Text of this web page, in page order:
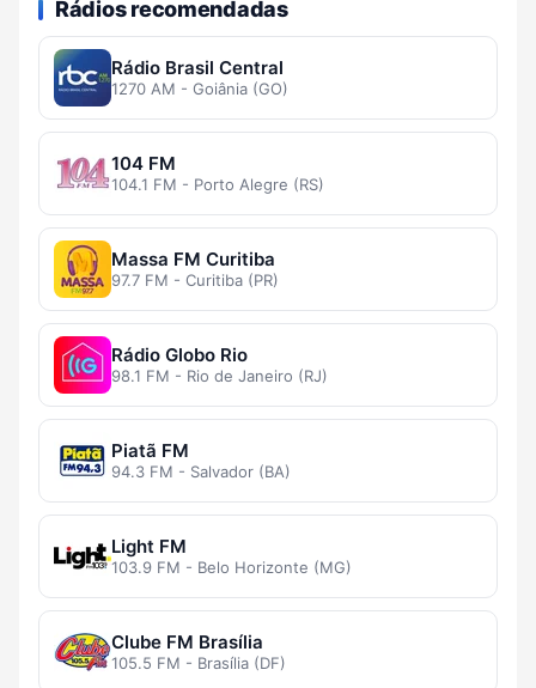
Rádios recomendadas
Rádio Brasil Central
1270 AM - Goiânia (GO)
104 FM
104.1 FM - Porto Alegre (RS)
Massa FM Curitiba
97.7 FM - Curitiba (PR)
Rádio Globo Rio
98.1 FM - Rio de Janeiro (RJ)
Piatã FM
94.3 FM - Salvador (BA)
Light FM
103.9 FM - Belo Horizonte (MG)
Clube FM Brasília
105.5 FM - Brasília (DF)